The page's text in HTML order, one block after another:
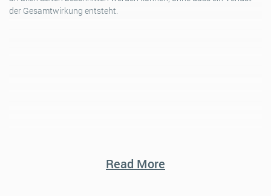
der Gesamtwirkung entsteht.
Read More